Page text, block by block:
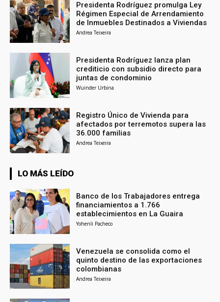
Presidenta Rodríguez promulga Ley
Régimen Especial de Arrendamiento
de Inmuebles Destinados a Viviendas
Andrea Teixeira
Presidenta Rodríguez lanza plan
crediticio con subsidio directo para
juntas de condominio
Wuinder Urbina
Registro Único de Vivienda para
afectados por terremotos supera las
36.000 familias
Andrea Teixeira
LO MÁS LEÍDO
Banco de los Trabajadores entrega
financiamientos a 1.766
establecimientos en La Guaira
Yohenli Pacheco
Venezuela se consolida como el
quinto destino de las exportaciones
colombianas
Andrea Teixeira